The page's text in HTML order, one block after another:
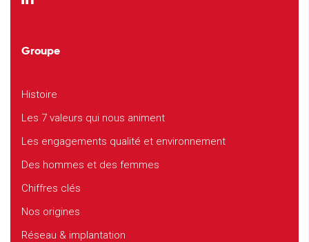
Groupe
Histoire
Les 7 valeurs qui nous animent
Les engagements qualité et environnement
Des hommes et des femmes
Chiffres clés
Nos origines
Réseau & implantation